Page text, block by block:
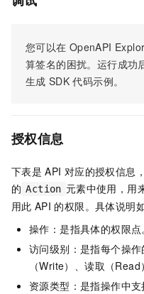
您可以在 OpenAPI
算签名的困扰。运行成
生成 SDK 代码示例。
授权信息
下表是 API 对应的授权信息
的 Action 元素中使用，用
用此 API 的权限。具体说明
操作：是指具体的权限点。
访问级别：是指每个操
（Write）、读取（Read
资源类型：是指操作中